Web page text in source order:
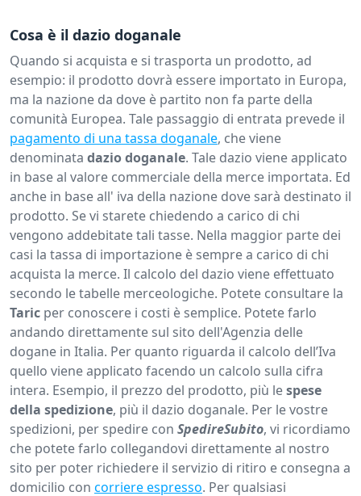
Cosa è il dazio doganale
Quando si acquista e si trasporta un prodotto, ad
esempio: il prodotto dovrà essere importato in Europa,
ma la nazione da dove è partito non fa parte della
comunità Europea. Tale passaggio di entrata prevede il
pagamento di una tassa doganale, che viene
denominata dazio doganale. Tale dazio viene applicato
in base al valore commerciale della merce importata. Ed
anche in base all' iva della nazione dove sarà destinato il
prodotto. Se vi starete chiedendo a carico di chi
vengono addebitate tali tasse. Nella maggior parte dei
casi la tassa di importazione è sempre a carico di chi
acquista la merce. Il calcolo del dazio viene effettuato
secondo le tabelle merceologiche. Potete consultare la
Taric per conoscere i costi è semplice. Potete farlo
andando direttamente sul sito dell'Agenzia delle
dogane in Italia. Per quanto riguarda il calcolo dell’Iva
quello viene applicato facendo un calcolo sulla cifra
intera. Esempio, il prezzo del prodotto, più lespese
della spedizione, più il dazio doganale. Per le vostre
spedizioni, per spedire con SpedireSubito, vi ricordiamo
che potete farlo collegandovi direttamente al nostro
sito per poter richiedere il servizio di ritiro e consegna a
domicilio con corriere espresso. Per qualsiasi